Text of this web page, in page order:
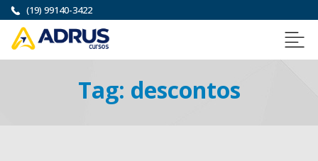
(19) 99140-3422
Tag: descontos